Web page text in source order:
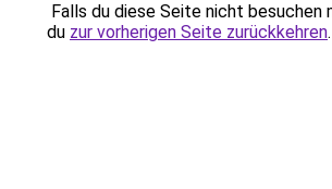
Falls du diese Seite nicht besuchen
du zur vorherigen Seite zurückkehren.